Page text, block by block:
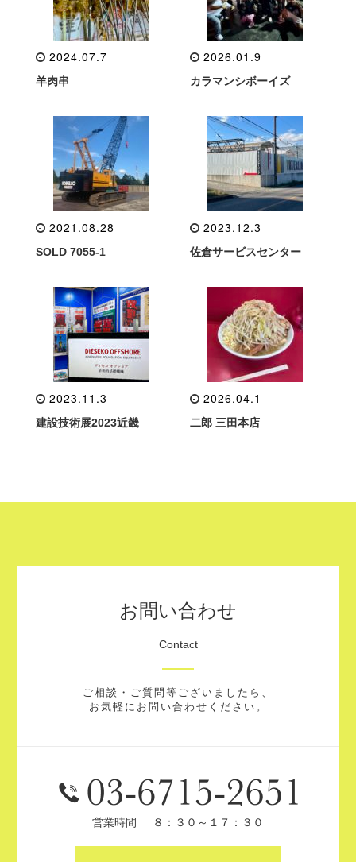
2024.07.7
羊肉串
2026.01.9
カラマンシボーイズ
2021.08.28
SOLD 7055-1
2023.12.3
佐倉サービスセンター
2023.11.3
建設技術展2023近畿
2026.04.1
二郎 三田本店
お問い合わせ
Contact
ご相談・ご質問等ございましたら、
お気軽にお問い合わせください。
営業時間 ８：３０～１７：３０